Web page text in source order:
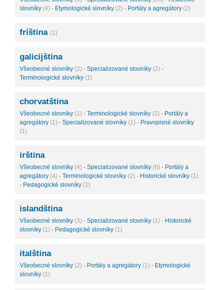
slovníky (4) · Etymologické slovníky (2) · Portály a agregátory (2)
fríština (1)
galicijština
Všeobecné slovníky (2) · Specializované slovníky (2) ·
Terminologické slovníky (1)
chorvatština
Všeobecné slovníky (1) · Terminologické slovníky (2) · Portály a
agregátory (1) · Specializované slovníky (1) · Pravopisné slovníky
(1)
irština
Všeobecné slovníky (4) · Specializované slovníky (6) · Portály a
agregátory (4) · Terminologické slovníky (2) · Historické slovníky (1)
· Pedagogické slovníky (1)
islandština
Všeobecné slovníky (3) · Specializované slovníky (1) · Historické
slovníky (1) · Pedagogické slovníky (1)
italština
Všeobecné slovníky (2) · Portály a agregátory (1) · Etymologické
slovníky (1)